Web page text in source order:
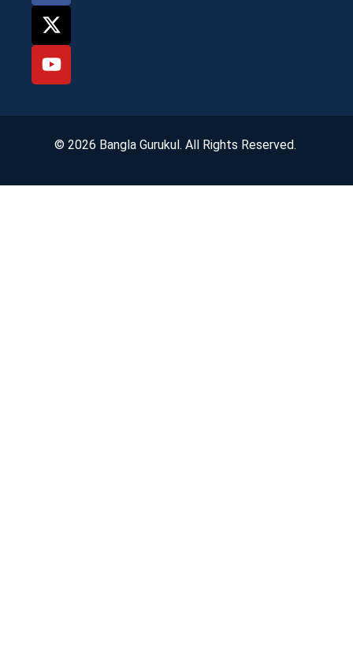
© 2026 Bangla Gurukul. All Rights Reserved.